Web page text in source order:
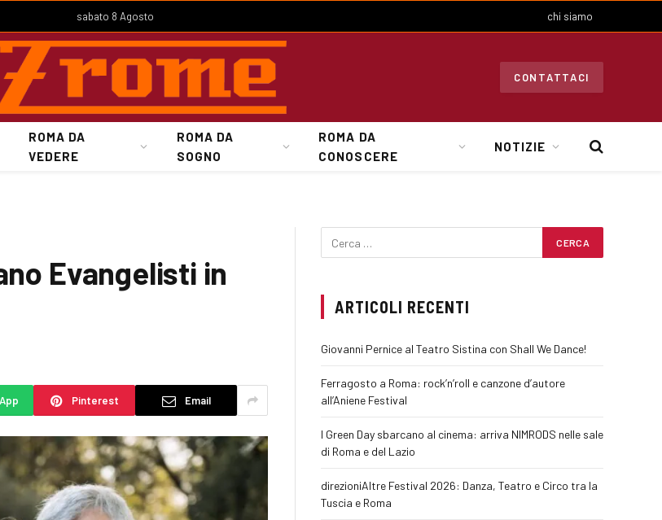
sabato 8 Agosto chi siamo
CONTATTACI
ROMA DA
VEDERE
ROMA DA
SOGNO
ROMA DA
CONOSCERE
NOTIZIE
Evangelisti in
Pinterest Email
ARTICOLI RECENTI
Giovanni Pernice al Teatro Sistina con Shall We Dance!
Ferragosto a Roma: rock’n’roll e canzone d’autore
all’Aniene Festival
I Green Day sbarcano al cinema: arriva NIMRODS nelle sale
di Roma e del Lazio
direzioniAltre Festival 2026: Danza, Teatro e Circo tra la
Tuscia e Roma